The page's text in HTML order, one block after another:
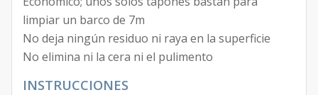
limpiar un barco de 7m
No deja ningún residuo ni raya en la superficie
No elimina ni la cera ni el pulimento
INSTRUCCIONES